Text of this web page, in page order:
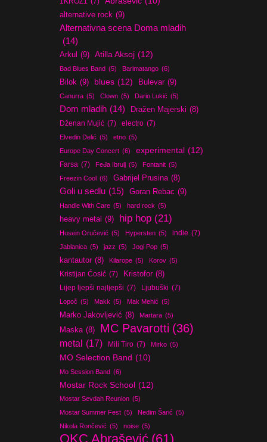
alternative rock (9)
Alternativna scena Doma mladih
(14)
Arkul (9) Atilla Aksoj (12)
Bad Blues Band (5) Barimatango (6)
Bilok (9) blues (12) Bulevar (9)
Canurra (5) Clown (5) Dario Lukić (5)
Dom mladih (14) Dražen Majerski (8)
Dženan Mujić (7) electro (7)
Elvedin Delić (5) etno (5)
Europe Day Concert (6) experimental (12)
Farsa (7) Feđa Ibrulj (5) Fontanit (5)
Freezin Cool (6) Gabrijel Prusina (8)
Goli u sedlu (15) Goran Rebac (9)
Handle With Care (5) hard rock (5)
heavy metal (9) hip hop (21)
Husein Oručević (5) Hypersten (5) indie (7)
Jablanica (5) jazz (5) Jogi Pop (5)
kantautor (8) Kilarope (5) Korov (5)
Kristijan Ćosić (7) Kristofor (8)
Lijep ljepši najljepši (7) Ljubuški (7)
Lopoč (5) Makk (5) Mak Mehić (5)
Marko Jakovljević (8) Martara (5)
Maska (8) MC Pavarotti (36)
metal (17) Mili Tiro (7) Mirko (5)
MO Selection Band (10)
Mo Session Band (6)
Mostar Rock School (12)
Mostar Sevdah Reunion (5)
Mostar Summer Fest (5) Nedim Šarić (5)
Nikola Rončević (5) noise (5)
OKC Abrašević (61)